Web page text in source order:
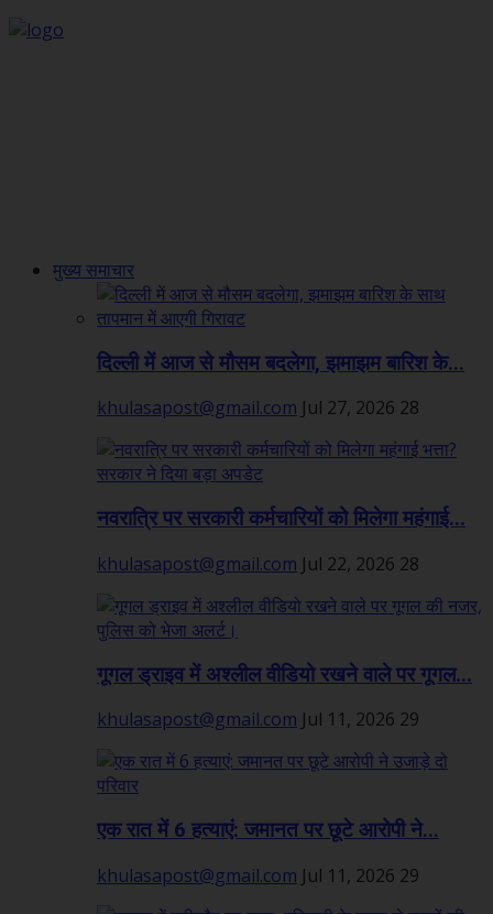
मुख्य समाचार
दिल्ली में आज से मौसम बदलेगा, झमाझम बारिश के...
khulasapost@gmail.com Jul 27, 2026 28
नवरात्रि पर सरकारी कर्मचारियों को मिलेगा महंगाई...
khulasapost@gmail.com Jul 22, 2026 28
गूगल ड्राइव में अश्लील वीडियो रखने वाले पर गूगल...
khulasapost@gmail.com Jul 11, 2026 29
एक रात में 6 हत्याएं: जमानत पर छूटे आरोपी ने...
khulasapost@gmail.com Jul 11, 2026 29